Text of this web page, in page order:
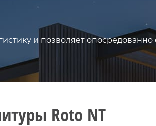
и позволяет
Roto NT